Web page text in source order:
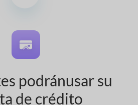
podránusar su
de crédito